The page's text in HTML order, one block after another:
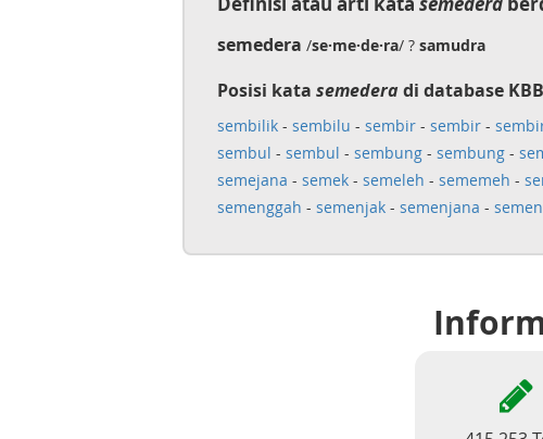
semedera /se·me·de·ra/ ?samudra
Posisi kata semederadi database
sembilik- sembilu - sembir- sembir-
sembul - sembul - sembung- sembung-
semejana - semek- semeleh - sememeh -
semenggah - semenjak- semenjana -